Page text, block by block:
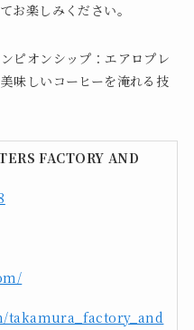
お楽しみください。
ピオンシップ：エアロプレ
味しいコーヒーを淹れる技
FACTORY AND
takamura_factory_and